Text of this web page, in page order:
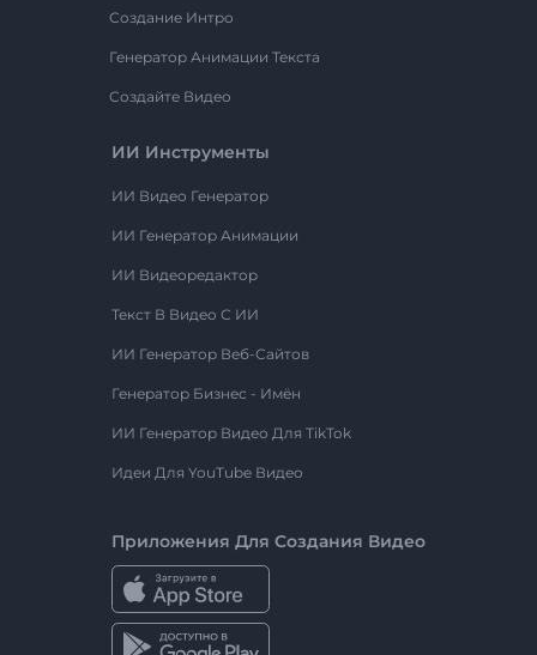
Создание Интро
Генератор Анимации Текста
Создайте Видео
ИИ Инструменты
ИИ Видео Генератор
ИИ Генератор Анимации
ИИ Видеоредактор
Текст В Видео С ИИ
ИИ Генератор Веб-Сайтов
Генератор Бизнес - Имён
ИИ Генератор Видео Для TikTok
Идеи Для YouTube Видео
Приложения Для Создания Видео